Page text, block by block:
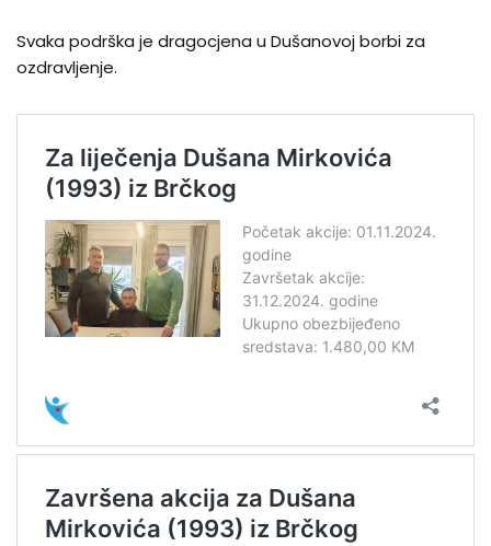
Svaka podrška je dragocjena u Dušanovoj borbi za
ozdravljenje.